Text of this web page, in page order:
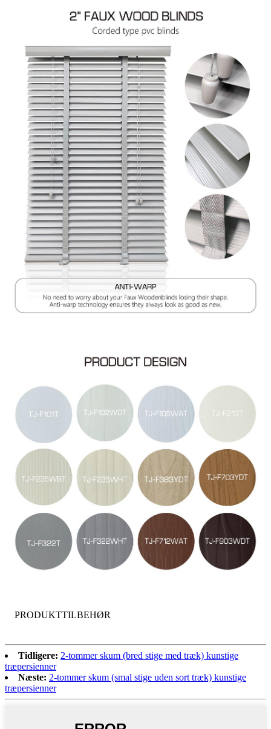
PRODUKTTILBEHØR
Tidligere: 2-tommer skum (bred stige med træk) kunstige
træpersienner
Næste: 2-tommer skum (smal stige uden sort træk) kunstige
træpersienner